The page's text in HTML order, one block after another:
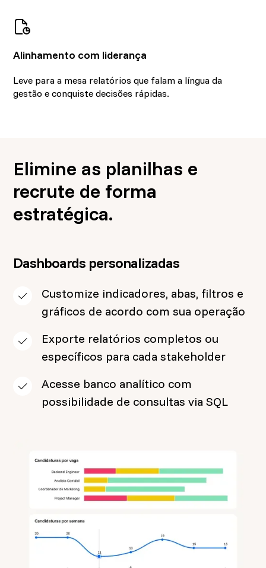
Alinhamento com liderança
Leve para a mesa relatórios que falam a língua da
gestão e conquiste decisões rápidas.
Elimine as planilhas e
recrute de forma
estratégica.
Dashboards personalizadas
Customize indicadores, abas, filtros e
gráficos de acordo com sua operação
Exporte relatórios completos ou
específicos para cada stakeholder
Acesse banco analítico com
possibilidade de consultas via SQL